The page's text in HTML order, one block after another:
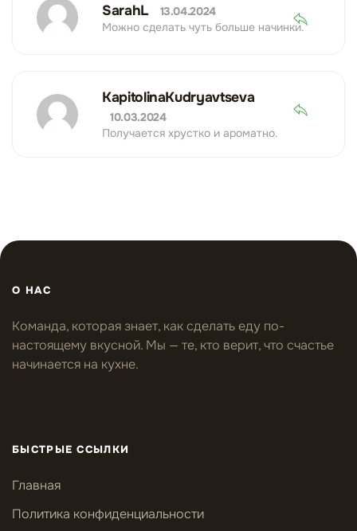
SarahL
13.04.2024
Можно сделать чуть больше начинки.
KapitolinaKudryavtseva
10.03.2024
Получается хрустко и ароматно.
О НАС
Команда, которая знает, как сделать еду по-
настоящему вкусной. Мы — те, кто верит, что счастье
начинается на кухне.
БЫСТРЫЕ ССЫЛКИ
Главная
Политика конфиденциальности